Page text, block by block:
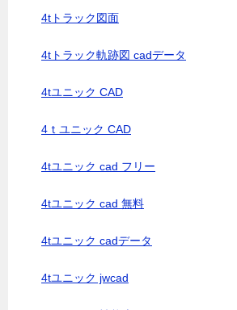
4tトラック図面
4tトラック軌跡図 cadデータ
4tユニック CAD
4ｔユニック CAD
4tユニック cad フリー
4tユニック cad 無料
4tユニック cadデータ
4tユニック jwcad